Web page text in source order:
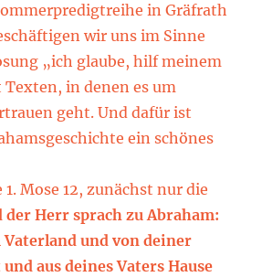
in Gräfrath
wir uns im Sinne
„ich glaube, hilf meinem
in denen es um
geht. Und dafür ist
ein schönes
1. Mose 12, zunächst nur die
der Herr sprach zu Abraham:
Vaterland und von deiner
aus deines Vaters Hause